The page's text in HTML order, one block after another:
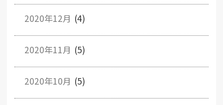
2020年12月 (4)
2020年11月 (5)
2020年10月 (5)